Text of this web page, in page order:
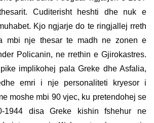
Cuditerisht heshti dhe nuk e
Kjo ngjarje do te ringjallej rreth
mbi nje thesar te madh ne zonen e
Policanin, ne rrethin e Gjirokastres.
implikohej pala Greke dhe Asfalia,
emri i nje personaliteti kryesor i
moshe mbi 90 vjec, ku pretendohej se
1944 disa Greke kishin fshehur ne